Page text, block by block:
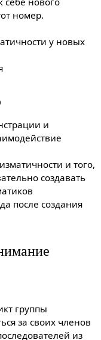
номер.
у новых
и
и того,
создавать
после создания
группы
за своих членов
из